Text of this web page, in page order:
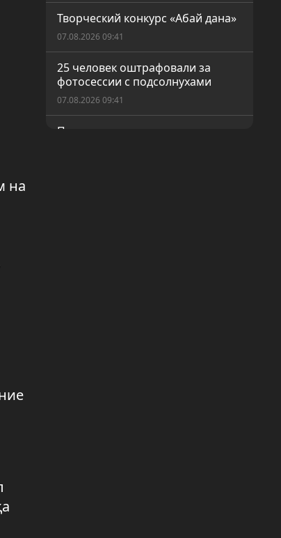
на
Творческий конкурс «Абай дана»
07.08.2026 09:41
25 человек оштрафовали за
фотосессии с подсолнухами
07.08.2026 09:41
Пресечена деятельность